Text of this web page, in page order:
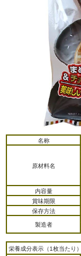
名称
原材料名
内容量
賞味期限
保存方法
製造者
栄養成分表示（1枚当たり）